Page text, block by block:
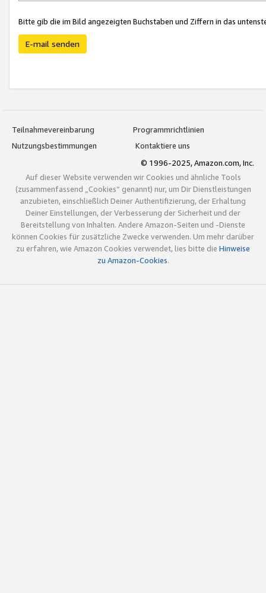
Bitte gib die im Bild angezeigten Buchstaben und Ziffern in das
E-mail senden
Teilnahmevereinbarung
Programmrichtlinien
Nutzungsbestimmungen
Kontaktiere uns
© 1996-2025, Amazon.com, Inc.
Auf dieser Website verwenden wir Cookies und ähnliche Tools
(zusammenfassend „Cookies“ genannt) nur, um Dir Dienstleistungen
anzubieten, einschließlich Deiner Authentifizierung, der Erhaltung
Deiner Einstellungen, der Verbesserung der Sicherheit und der
Bereitstellung von Inhalten. Andere Amazon-Seiten und -Dienste
können Cookies für zusätzliche Zwecke verwenden. Um mehr darüber
zu erfahren, wie Amazon Cookies verwendet, lies bitte die Hinweise
zu Amazon-Cookies.